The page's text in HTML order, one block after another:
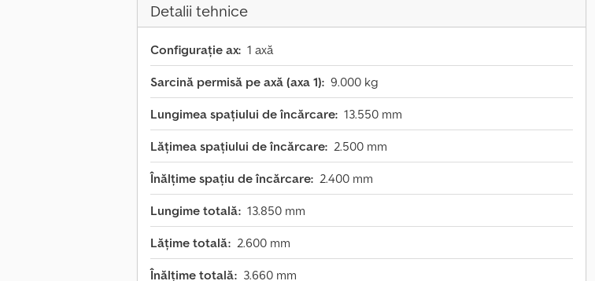
Detalii tehnice
Configurație ax: 1 axă
Sarcină permisă pe axă (axa 1): 9.000 kg
Lungimea spațiului de încărcare: 13.550 mm
Lățimea spațiului de încărcare: 2.500 mm
Înălțime spațiu de încărcare: 2.400 mm
Lungime totală: 13.850 mm
Lățime totală: 2.600 mm
Înălțime totală: 3.660 mm